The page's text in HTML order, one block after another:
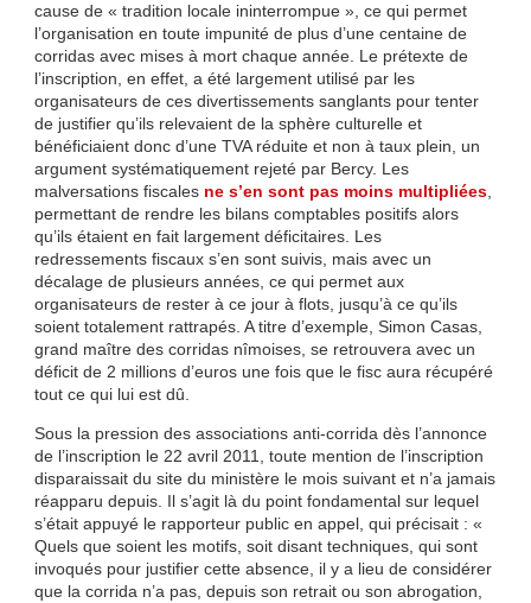
cause de « tradition locale ininterrompue », ce qui permet
l’organisation en toute impunité de plus d’une centaine de
corridas avec mises à mort chaque année. Le prétexte de
l’inscription, en effet, a été largement utilisé par les
organisateurs de ces divertissements sanglants pour tenter
de justifier qu’ils relevaient de la sphère culturelle et
bénéficiaient donc d’une TVA réduite et non à taux plein, un
argument systématiquement rejeté par Bercy. Les
malversations fiscales ne s’en sont pas moins multipliées,
permettant de rendre les bilans comptables positifs alors
qu’ils étaient en fait largement déficitaires. Les
redressements fiscaux s’en sont suivis, mais avec un
décalage de plusieurs années, ce qui permet aux
organisateurs de rester à ce jour à flots, jusqu’à ce qu’ils
soient totalement rattrapés. A titre d’exemple, Simon Casas,
grand maître des corridas nîmoises, se retrouvera avec un
déficit de 2 millions d’euros une fois que le fisc aura récupéré
tout ce qui lui est dû.
Sous la pression des associations anti-corrida dès l’annonce
de l’inscription le 22 avril 2011, toute mention de l’inscription
disparaissait du site du ministère le mois suivant et n’a jamais
réapparu depuis. Il s’agit là du point fondamental sur lequel
s’était appuyé le rapporteur public en appel, qui précisait : «
Quels que soient les motifs, soit disant techniques, qui sont
invoqués pour justifier cette absence, il y a lieu de considérer
que la corrida n’a pas, depuis son retrait ou son abrogation,